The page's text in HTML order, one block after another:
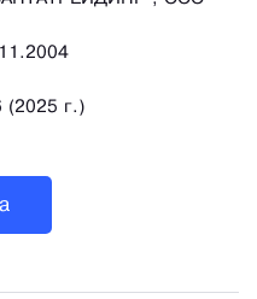
(2025 г.)